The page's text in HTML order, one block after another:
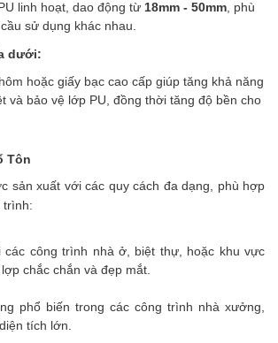
linh hoạt, dao động từ 18mm - 50mm , phù
sử dụng khác nhau.
dưới:
hoặc giấy bạc cao cấp giúp tăng khả năng
và bảo vệ lớp PU, đồng thời tăng độ bền cho
Tôn
sản xuất với các quy cách đa dạng, phù hợp
trình:
các công trình nhà ở, biệt thự, hoặc khu vực
chắc chắn và đẹp mắt.
phổ biến trong các công trình nhà xưởng,
tích lớn.